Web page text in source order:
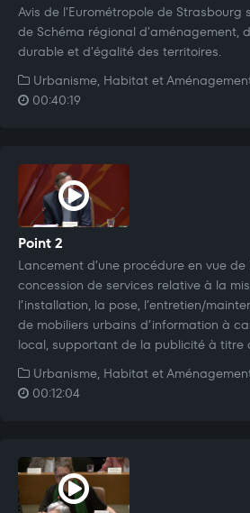
Avis de l'Eurométropole de Strasbourg
de Schéma régional d'aménagement,
durable et d'égalité des territoires.
Urbanisme, Habitat et
00:40:19
Point 2
Lancement d’une procédure en vue de
concession de services relative à la
l’installation, la pose, l’entretien/
de mobiliers urbains d’information à
local, supportant de la publicité à titre
Urbanisme, Habitat et
00:12:04